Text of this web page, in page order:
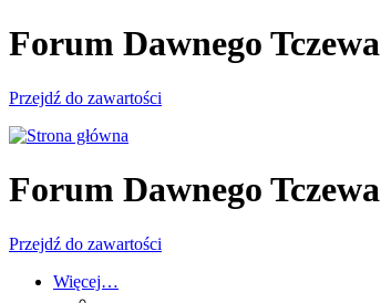
Forum Dawnego Tczewa
Przejdź do zawartości
Forum Dawnego Tczewa
Przejdź do zawartości
Więcej…